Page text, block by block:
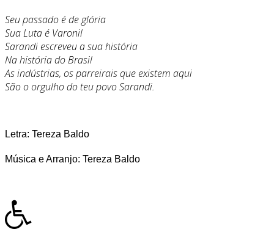
Seu passado é de glória
Sua Luta é Varonil
Sarandi escreveu a sua história
Na história do Brasil
As indústrias, os parreirais que existem aqui
São o orgulho do teu povo Sarandi.
Letra: Tereza Baldo
Música e Arranjo: Tereza Baldo